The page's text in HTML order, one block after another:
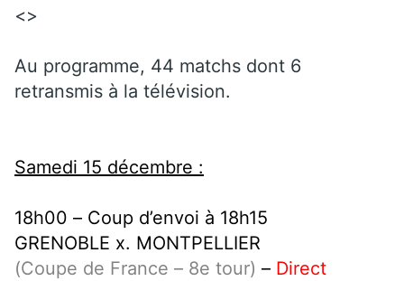
<>
Au programme, 44 matchs dont 6
retransmis à la télévision.
Samedi 15 décembre :
18h00 – Coup d’envoi à 18h15
GRENOBLE x. MONTPELLIER
(Coupe de France – 8e tour) – Direct